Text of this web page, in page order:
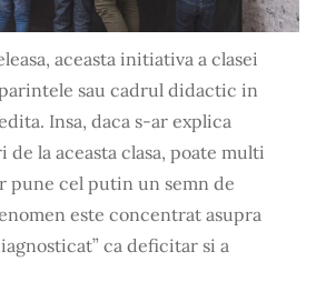
aceasta initiativa a clasei
sau cadrul didactic in
Insa, daca s-ar explica
de la aceasta clasa, poate multi
pune cel putin un semn de
este concentrat asupra
ca deficitar si a